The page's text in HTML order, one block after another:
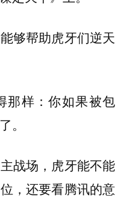
够帮助虎牙们逆天
那样：你如果被包
。
战场，虎牙能不能
，还要看腾讯的意